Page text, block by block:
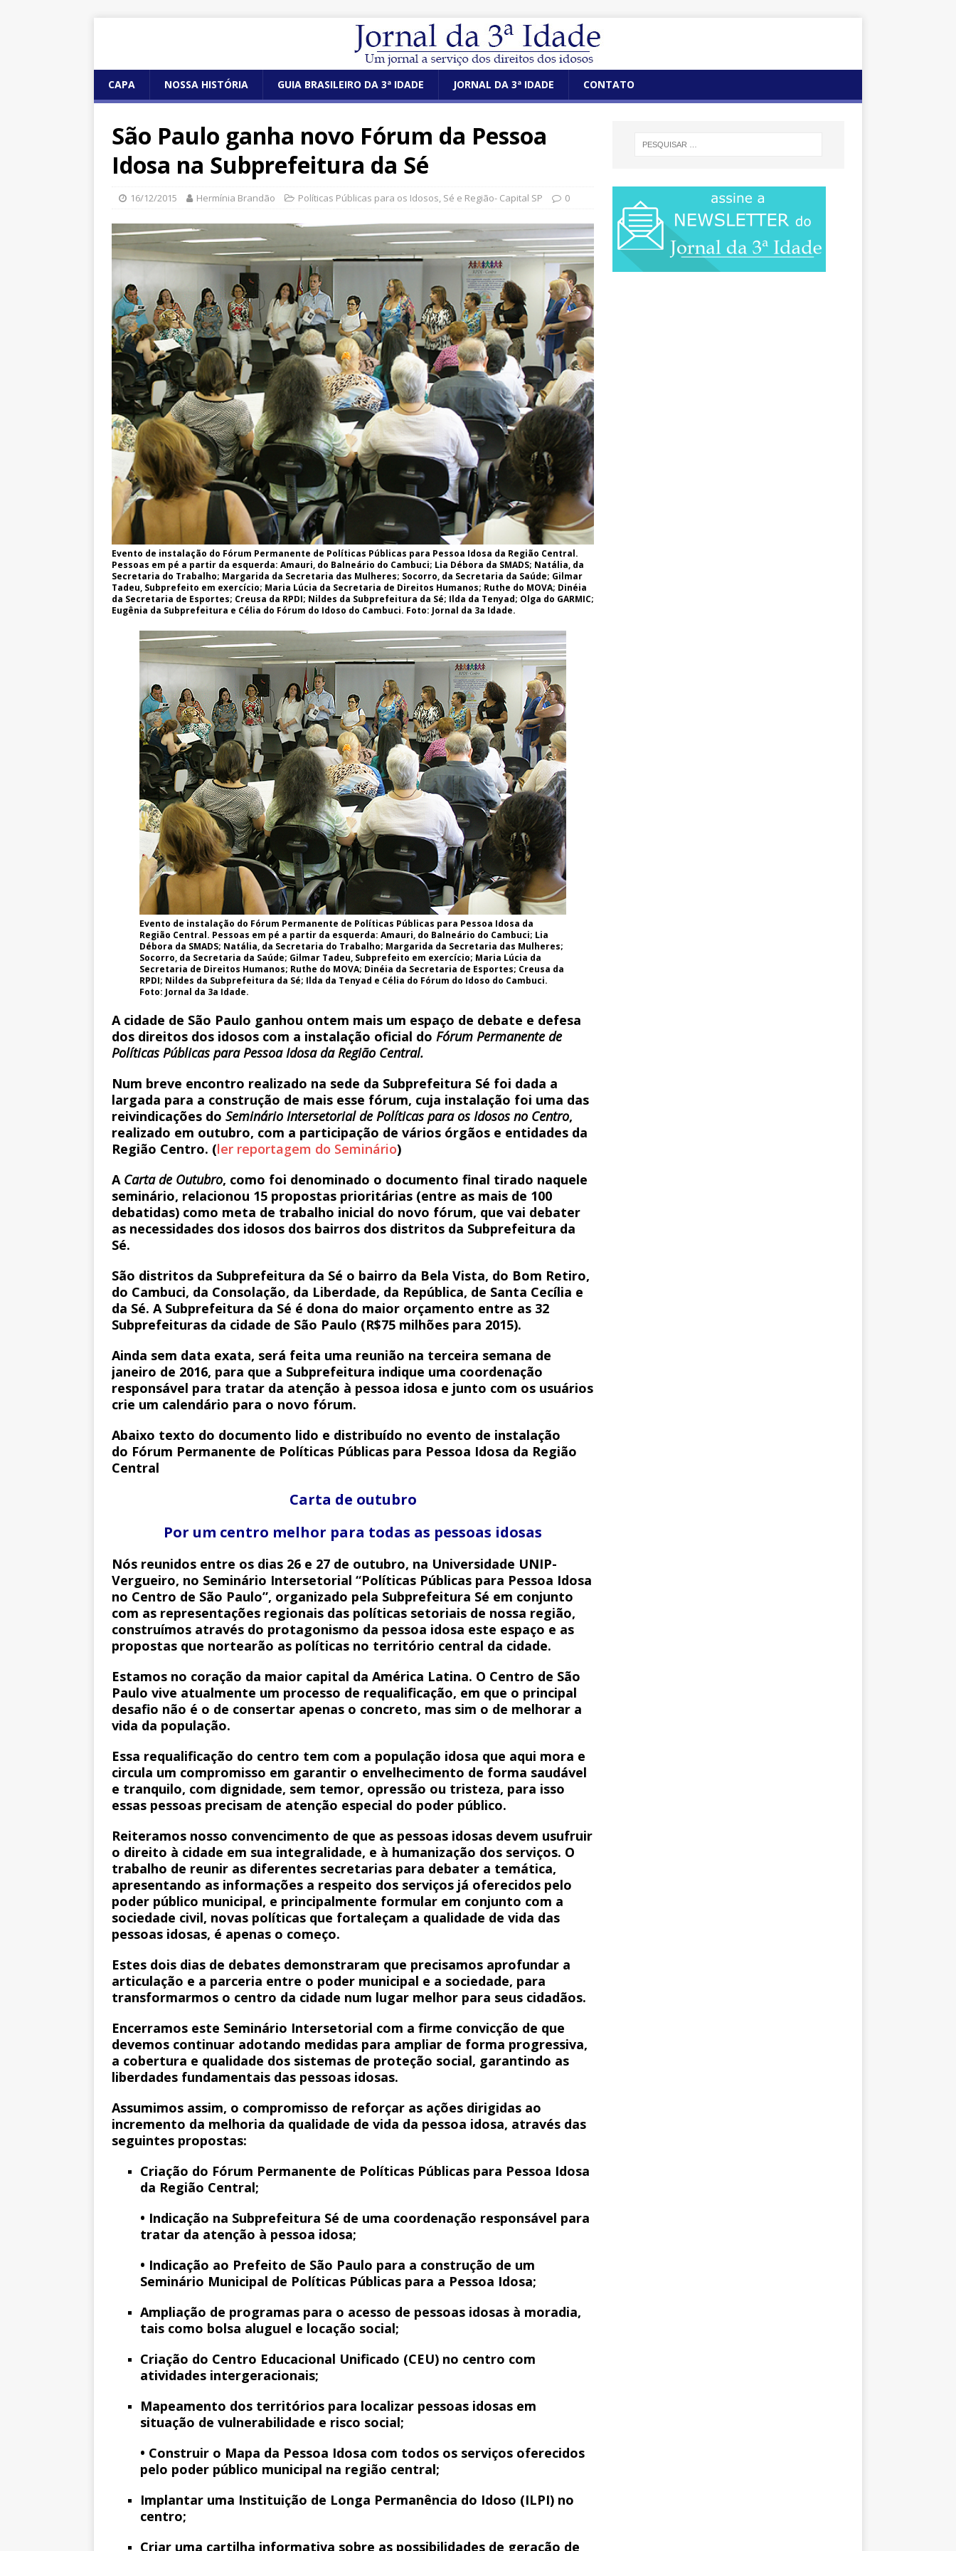
CAPA NOSSA HISTÓRIA GUIA BRASILEIRO DA 3ª IDADE JORNAL DA 3ª IDADE CONTATO
São Paulo ganha novo Fórum da Pessoa
Idosa na Subprefeitura da Sé
16/12/2015 Hermínia Brandão Políticas Públicas para os Idosos, Sé e Região- Capital SP 0
Evento de instalação do Fórum Permanente de Políticas Públicas para Pessoa Idosa da Região Central.
Pessoas em pé a partir da esquerda: Amauri, do Balneário do Cambuci; Lia Débora da SMADS; Natália, da
Secretaria do Trabalho; Margarida da Secretaria das Mulheres; Socorro, da Secretaria da Saúde; Gilmar
Tadeu, Subprefeito em exercício; Maria Lúcia da Secretaria de Direitos Humanos; Ruthe do MOVA; Dinéia
da Secretaria de Esportes; Creusa da RPDI; Nildes da Subprefeitura da Sé; Ilda da Tenyad; Olga do GARMIC;
Eugênia da Subprefeitura e Célia do Fórum do Idoso do Cambuci. Foto: Jornal da 3a Idade.
Evento de instalação do Fórum Permanente de Políticas Públicas para Pessoa Idosa da
Região Central. Pessoas em pé a partir da esquerda: Amauri, do Balneário do Cambuci; Lia
Débora da SMADS; Natália, da Secretaria do Trabalho; Margarida da Secretaria das Mulheres;
Socorro, da Secretaria da Saúde; Gilmar Tadeu, Subprefeito em exercício; Maria Lúcia da
Secretaria de Direitos Humanos; Ruthe do MOVA; Dinéia da Secretaria de Esportes; Creusa da
RPDI; Nildes da Subprefeitura da Sé; Ilda da Tenyad e Célia do Fórum do Idoso do Cambuci.
Foto: Jornal da 3a Idade.
A cidade de São Paulo ganhou ontem mais um espaço de debate e defesa
dos direitos dos idosos com a instalação oficial do Fórum Permanente de
Políticas Públicas para Pessoa Idosa da Região Central.
Num breve encontro realizado na sede da Subprefeitura Sé foi dada a
largada para a construção de mais esse fórum, cuja instalação foi uma das
reivindicações do Seminário Intersetorial de Políticas para os Idosos no Centro,
realizado em outubro, com a participação de vários órgãos e entidades da
Região Centro. (ler reportagem do Seminário)
A Carta de Outubro, como foi denominado o documento final tirado naquele
seminário, relacionou 15 propostas prioritárias (entre as mais de 100
debatidas) como meta de trabalho inicial do novo fórum, que vai debater
as necessidades dos idosos dos bairros dos distritos da Subprefeitura da
Sé.
São distritos da Subprefeitura da Sé o bairro da Bela Vista, do Bom Retiro,
do Cambuci, da Consolação, da Liberdade, da República, de Santa Cecília e
da Sé. A Subprefeitura da Sé é dona do maior orçamento entre as 32
Subprefeituras da cidade de São Paulo (R$75 milhões para 2015).
Ainda sem data exata, será feita uma reunião na terceira semana de
janeiro de 2016, para que a Subprefeitura indique uma coordenação
responsável para tratar da atenção à pessoa idosa e junto com os usuários
crie um calendário para o novo fórum.
Abaixo texto do documento lido e distribuído no evento de instalação
do Fórum Permanente de Políticas Públicas para Pessoa Idosa da Região
Central
Carta de outubro
Por um centro melhor para todas as pessoas idosas
Nós reunidos entre os dias 26 e 27 de outubro, na Universidade UNIP-
Vergueiro, no Seminário Intersetorial “Políticas Públicas para Pessoa Idosa
no Centro de São Paulo”, organizado pela Subprefeitura Sé em conjunto
com as representações regionais das políticas setoriais de nossa região,
construímos através do protagonismo da pessoa idosa este espaço e as
propostas que nortearão as políticas no território central da cidade.
Estamos no coração da maior capital da América Latina. O Centro de São
Paulo vive atualmente um processo de requalificação, em que o principal
desafio não é o de consertar apenas o concreto, mas sim o de melhorar a
vida da população.
Essa requalificação do centro tem com a população idosa que aqui mora e
circula um compromisso em garantir o envelhecimento de forma saudável
e tranquilo, com dignidade, sem temor, opressão ou tristeza, para isso
essas pessoas precisam de atenção especial do poder público.
Reiteramos nosso convencimento de que as pessoas idosas devem usufruir
o direito à cidade em sua integralidade, e à humanização dos serviços. O
trabalho de reunir as diferentes secretarias para debater a temática,
apresentando as informações a respeito dos serviços já oferecidos pelo
poder público municipal, e principalmente formular em conjunto com a
sociedade civil, novas políticas que fortaleçam a qualidade de vida das
pessoas idosas, é apenas o começo.
Estes dois dias de debates demonstraram que precisamos aprofundar a
articulação e a parceria entre o poder municipal e a sociedade, para
transformarmos o centro da cidade num lugar melhor para seus cidadãos.
Encerramos este Seminário Intersetorial com a firme convicção de que
devemos continuar adotando medidas para ampliar de forma progressiva,
a cobertura e qualidade dos sistemas de proteção social, garantindo as
liberdades fundamentais das pessoas idosas.
Assumimos assim, o compromisso de reforçar as ações dirigidas ao
incremento da melhoria da qualidade de vida da pessoa idosa, através das
seguintes propostas:
Criação do Fórum Permanente de Políticas Públicas para Pessoa Idosa
da Região Central;
• Indicação na Subprefeitura Sé de uma coordenação responsável para
tratar da atenção à pessoa idosa;
• Indicação ao Prefeito de São Paulo para a construção de um
Seminário Municipal de Políticas Públicas para a Pessoa Idosa;
Ampliação de programas para o acesso de pessoas idosas à moradia,
tais como bolsa aluguel e locação social;
Criação do Centro Educacional Unificado (CEU) no centro com
atividades intergeracionais;
Mapeamento dos territórios para localizar pessoas idosas em
situação de vulnerabilidade e risco social;
• Construir o Mapa da Pessoa Idosa com todos os serviços oferecidos
pelo poder público municipal na região central;
Implantar uma Instituição de Longa Permanência do Idoso (ILPI) no
centro;
Criar uma cartilha informativa sobre as possibilidades de geração de